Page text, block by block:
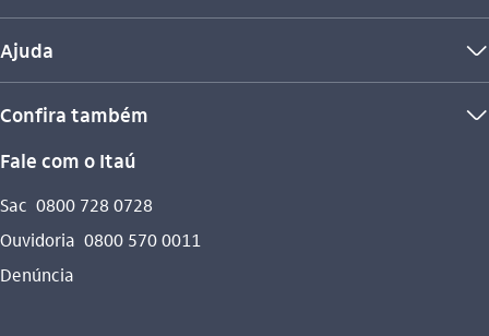
Ajuda seta_baixo
Confira também seta_baixo
Fale com o Itaú
Sac 0800 728 0728
Ouvidoria 0800 570 0011
Denúncia